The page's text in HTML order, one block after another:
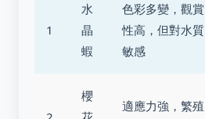
1
水
晶
蝦
色彩多變，觀賞
性高，但對水質
敏感
櫻
適應力強，繁殖